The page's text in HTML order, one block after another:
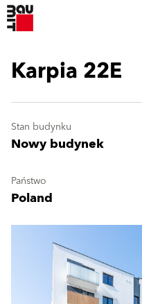
Karpia 22E
Stan budynku
Nowy budynek
Państwo
Poland